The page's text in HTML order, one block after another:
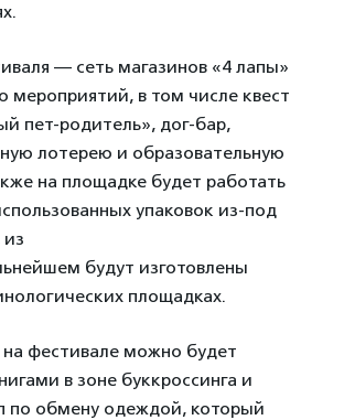
— сеть магазинов «4 лапы»
мероприятий, в том числе квест
пет-родитель», дог-бар,
лотерею и образовательную
на площадке будет работать
упаковок из-под
из
будут изготовлены
площадках.
фестивале можно будет
в зоне буккроссинга и
по обмену одеждой, который